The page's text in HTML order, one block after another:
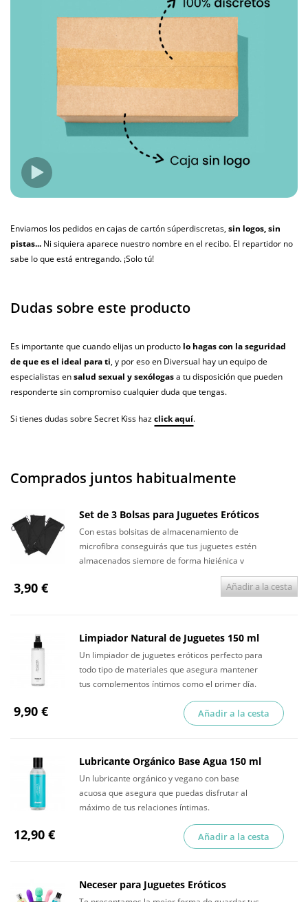
Enviamos los pedidos en cajas de cartón súperdiscretas,sin logos, sin
pistas... Ni siquiera aparece nuestro nombre en el recibo. El repartidor no
sabe lo que está entregando. ¡Solo tú!
Dudas sobre este producto
Es importante que cuando elijas un producto lo hagas con la seguridad
de que es el ideal para ti, y por eso en Diversual hay un equipo de
especialistas ensalud sexual y sexólogasa tu disposición que pueden
responderte sin compromiso cualquier duda que tengas.
Si tienes dudas sobre Secret Kiss hazclick aquí.
Comprados juntos habitualmente
Set de 3 Bolsas para Juguetes Eróticos
Con estas bolsitas de almacenamiento de
microfibra conseguirás que tus juguetes estén
almacenados siempre de forma higiénica y
3,90 € Añadir a la cesta
Limpiador Natural de Juguetes 150 ml
Un limpiador de juguetes eróticos perfecto para
todo tipo de materiales que asegura mantener
tus complementos íntimos como el primer día.
9,90 € Añadir a la cesta
Lubricante Orgánico Base Agua 150 ml
Un lubricante orgánico y vegano con base
acuosa que asegura que puedas disfrutar al
máximo de tus relaciones íntimas.
12,90 € Añadir a la cesta
Neceser para Juguetes Eróticos